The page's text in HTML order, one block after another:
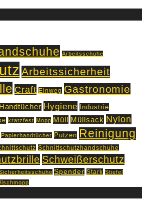
Arbeitsschuhe
Arbeitssicherheit
Craft Einweg Gastronomie
Handtücher Hygiene Industrie
kratzfest Mopp Müll Müllsack Nylon
Papierhandtücher Putzen Reinigung
Schnittschutzhandschuhe
Schweißerschutz
Spender Stark Stiefel